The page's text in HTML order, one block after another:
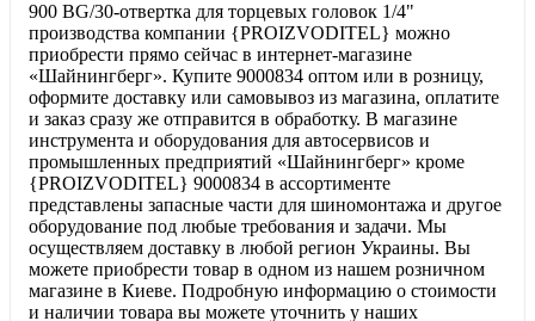
900 BG/30-отвертка для торцевых головок 1/4"
производства компании {PROIZVODITEL} можно
приобрести прямо сейчас в интернет-магазине
«Шайнингберг». Купите 9000834 оптом или в розницу,
оформите доставку или самовывоз из магазина, оплатите
и заказ сразу же отправится в обработку. В магазине
инструмента и оборудования для автосервисов и
промышленных предприятий «Шайнингберг» кроме
{PROIZVODITEL} 9000834 в ассортименте
представлены запасные части для шиномонтажа и другое
оборудование под любые требования и задачи. Мы
осуществляем доставку в любой регион Украины. Вы
можете приобрести товар в одном из нашем розничном
магазине в Киеве. Подробную информацию о стоимости
и наличии товара вы можете уточнить у наших